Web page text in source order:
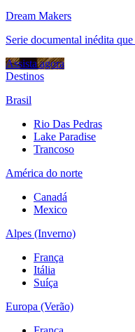
Dream Makers
Serie documental inédita
Assista agora
Destinos
Brasil
Rio Das Pedras
Lake Paradise
Trancoso
América do norte
Canadá
Mexico
Alpes (Inverno)
França
Itália
Suíça
Europa (Verão)